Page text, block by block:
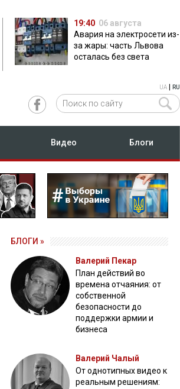
19:40 06 августа
Авария на электросети из-
за жары: часть Львова
осталась без света
UA RU
Видео Блоги
БЛОГИ »
Валерий Пекар
План действий во
времена отчаяния: от
собственной
безопасности до
поддержки армии и
бизнеса
Валерий Чалый
От однотипных видео к
реальным решениям: